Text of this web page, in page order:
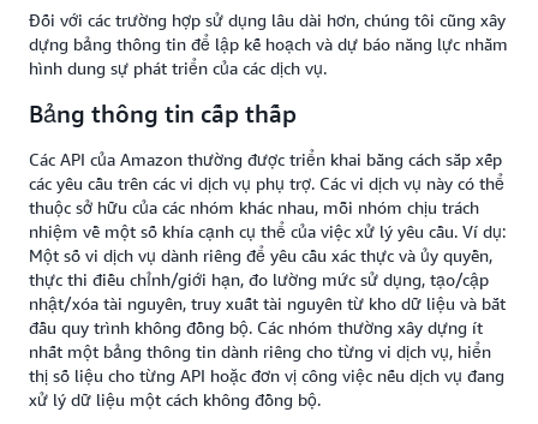
Đối với các trường hợp sử dụng lâu dài hơn, chúng tôi cũng xây
dựng bảng thông tin để lập kế hoạch và dự báo năng lực nhằm
hình dung sự phát triển của các dịch vụ.
Bảng thông tin cấp thấp
Các API của Amazon thường được triển khai bằng cách sắp xếp
các yêu cầu trên các vi dịch vụ phụ trợ. Các vi dịch vụ này có thể
thuộc sở hữu của các nhóm khác nhau, mỗi nhóm chịu trách
nhiệm về một số khía cạnh cụ thể của việc xử lý yêu cầu. Ví dụ:
Một số vi dịch vụ dành riêng để yêu cầu xác thực và ủy quyền,
thực thi điều chỉnh/giới hạn, đo lường mức sử dụng, tạo/cập
nhật/xóa tài nguyên, truy xuất tài nguyên từ kho dữ liệu và bắt
đầu quy trình không đồng bộ. Các nhóm thường xây dựng ít
nhất một bảng thông tin dành riêng cho từng vi dịch vụ, hiển
thị số liệu cho từng API hoặc đơn vị công việc nếu dịch vụ đang
xử lý dữ liệu một cách không đồng bộ.